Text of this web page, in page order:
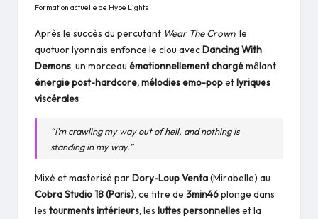
Formation actuelle de Hype Lights
Après le succès du percutant Wear The Crown, le
quatuor lyonnais enfonce le clou avecDancing With
Demons, un morceau émotionnellement chargémêlant
énergie post-hardcore, mélodies emo-popetlyriques
viscérales :
“I’m crawling my way out of hell, and nothing is
standing in my way.”
Mixé et masterisé parDory-Loup Venta(Mirabelle) au
Cobra Studio 18 (Paris), ce titre de 3min46plonge dans
les tourments intérieurs, les luttes personnelleset la